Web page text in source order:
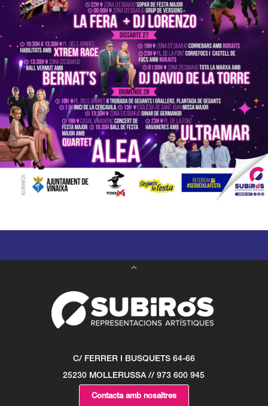
C/ FERRER I BUSQUETS 64-66
25230 MOLLERUSSA // 973 600 945
Contacta amb nosaltres